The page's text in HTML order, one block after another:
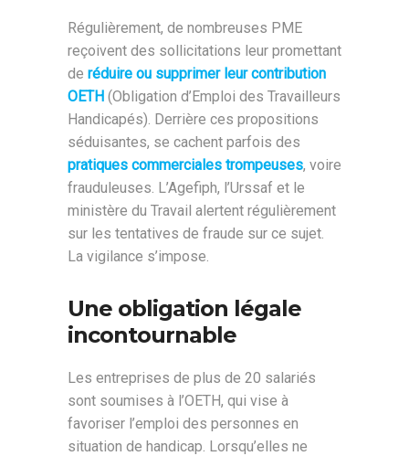
Régulièrement, de nombreuses PME
reçoivent des sollicitations leur promettant
de réduire ou supprimer leur contribution
OETH (Obligation d’Emploi des Travailleurs
Handicapés). Derrière ces propositions
séduisantes, se cachent parfois des
pratiques commerciales trompeuses, voire
frauduleuses. L’Agefiph, l’Urssaf et le
ministère du Travail alertent régulièrement
sur les tentatives de fraude sur ce sujet.
La vigilance s’impose.
Une obligation légale
incontournable
Les entreprises de plus de 20 salariés
sont soumises à l’OETH, qui vise à
favoriser l’emploi des personnes en
situation de handicap. Lorsqu’elles ne